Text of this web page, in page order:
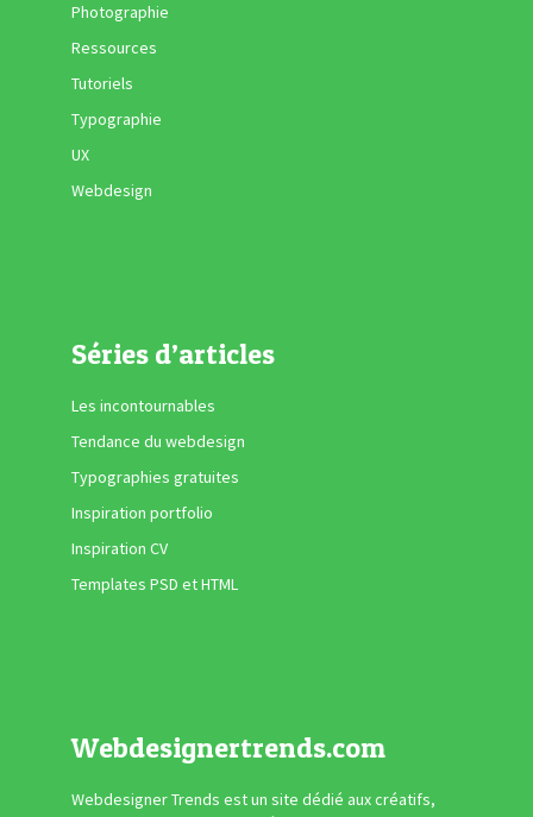
Photographie
Ressources
Tutoriels
Typographie
UX
Webdesign
Séries d’articles
Les incontournables
Tendance du webdesign
Typographies gratuites
Inspiration portfolio
Inspiration CV
Templates PSD et HTML
Webdesignertrends.com
Webdesigner Trends est un site dédié aux créatifs,